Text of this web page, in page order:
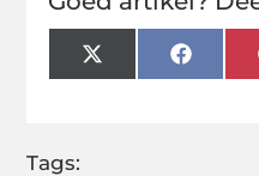
X
(Twitter)
Tags: